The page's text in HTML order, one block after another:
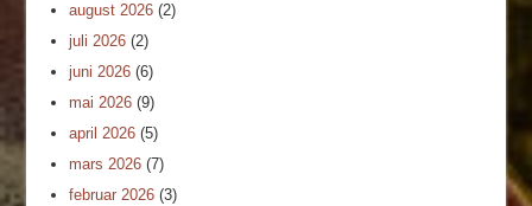
august 2026 (2)
juli 2026 (2)
juni 2026 (6)
mai 2026 (9)
april 2026 (5)
mars 2026 (7)
februar 2026 (3)